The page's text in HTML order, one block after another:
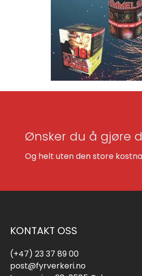
Ønsker du å gjøre
Og helt uten den store
KONTAKT OSS
(+47) 23 37 89 00
post@fyrverkeri.no